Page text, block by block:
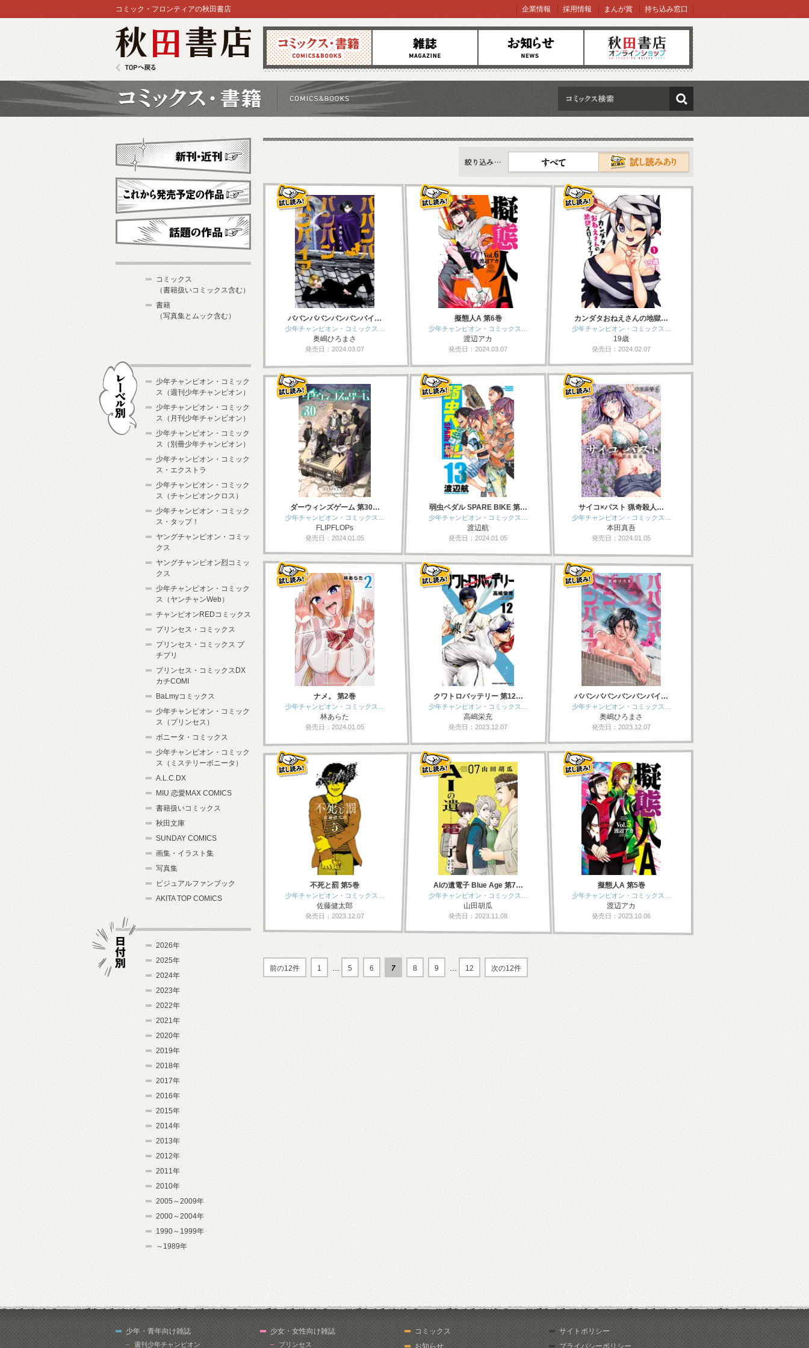
コミックス 雑誌 お知らせ オンラインショップ
コミック・フロンティアの秋田書店 企業情報 採用情報 まんが賞 持ち込み窓口
検索
新刊情報
すべて
ババンババンバンバンパイ…
少年チャンピオン・コミックス…
奥嶋ひろまさ
発売日：2024.03.07
擬態人A 第6巻
少年チャンピオン・コミックス…
渡辺アカ
発売日：2024.03.07
カンダタおねえさんの地獄…
少年チャンピオン・コミックス…
19歳
発売日：2024.02.07
ダーウィンズゲーム 第30…
少年チャンピオン・コミックス…
FLIPFLOPs
発売日：2024.01.05
弱虫ペダル SPARE BIKE 第…
少年チャンピオン・コミックス…
渡辺航
発売日：2024.01.05
サイコ×パスト 猟奇殺人…
少年チャンピオン・コミックス…
本田真吾
発売日：2024.01.05
ナメ。 第2巻
少年チャンピオン・コミックス…
林あらた
発売日：2024.01.05
クワトロバッテリー 第12…
少年チャンピオン・コミックス…
高嶋栄充
発売日：2023.12.07
ババンババンバンバンパイ…
少年チャンピオン・コミックス…
奥嶋ひろまさ
発売日：2023.12.07
不死と罰 第5巻
少年チャンピオン・コミックス…
佐藤健太郎
発売日：2023.12.07
AIの遺電子 Blue Age 第7…
少年チャンピオン・コミックス…
山田胡瓜
発売日：2023.11.08
擬態人A 第5巻
少年チャンピオン・コミックス…
渡辺アカ
発売日：2023.10.06
前の12件 1 … 5 6 7 8 9 … 12 次の12件
新刊・近刊
これから発売予定
コミックス
（書籍扱いコミックス含む）
書籍
（写真集とムック含む）
少年チャンピオン・コミック
ス（週刊少年チャンピオン）
少年チャンピオン・コミック
ス（月刊少年チャンピオン）
少年チャンピオン・コミック
ス（別冊少年チャンピオン）
少年チャンピオン・コミック
ス・エクストラ
少年チャンピオン・コミック
ス（チャンピオンクロス）
少年チャンピオン・コミック
ス・タップ！
ヤングチャンピオン・コミッ
クス
ヤングチャンピオン烈コミッ
クス
少年チャンピオン・コミック
ス（ヤンチャンWeb）
チャンピオンREDコミックス
プリンセス・コミックス
プリンセス・コミックス プ
チプリ
プリンセス・コミックスDX
カチCOMI
BaLmyコミックス
少年チャンピオン・コミック
ス（プリンセス）
ボニータ・コミックス
少年チャンピオン・コミック
ス（ミステリーボニータ）
A.L.C.DX
MIU 恋愛MAX COMICS
書籍扱いコミックス
秋田文庫
SUNDAY COMICS
画集・イラスト集
写真集
ビジュアルファンブック
AKITA TOP COMICS
2026年
2025年
2024年
2023年
2022年
2021年
2020年
2019年
2018年
2017年
2016年
2015年
2014年
2013年
2012年
2011年
2010年
2005～2009年
2000～2004年
1990～1999年
～1989年
少年・青年向け雑誌
週刊少年チャンピオン
少女・女性向け雑誌
プリンセス
コミックス
お知らせ
サイトポリシー
プライバシーポリシー